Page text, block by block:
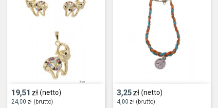
19,51 zł (netto)
24,00 zł (brutto)
3,25zł (netto)
4,00 zł (brutto)